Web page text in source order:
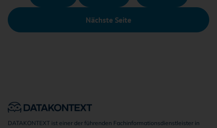
Nächste Seite
DATAKONTEXT ist einer der führenden Fachinformationsdienstleister in